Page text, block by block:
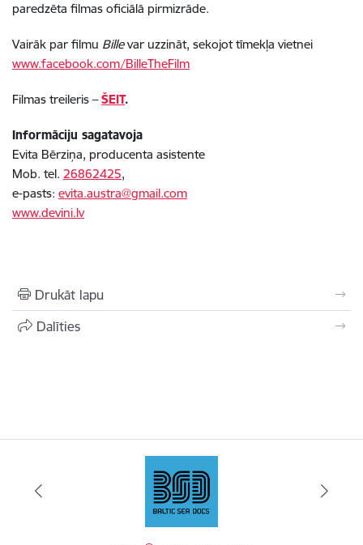
paredzēta filmas oficiālā pirmizrāde.
Vairāk par filmu Billevar uzzināt, sekojot tīmekļa vietnei
www.facebook.com/BilleTheFilm
Filmas treileris –ŠEIT.
Informāciju sagatavoja
Evita Bērziņa, producenta asistente
Mob. tel. 26862425,
e-pasts: evita.austra@gmail.com
www.devini.lv
Drukāt lapu
Dalīties